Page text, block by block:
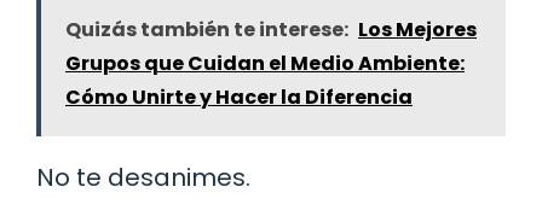
Quizás también te interese: Los Mejores
Grupos que Cuidan el Medio Ambiente:
Cómo Unirte y Hacer la Diferencia
No te desanimes.